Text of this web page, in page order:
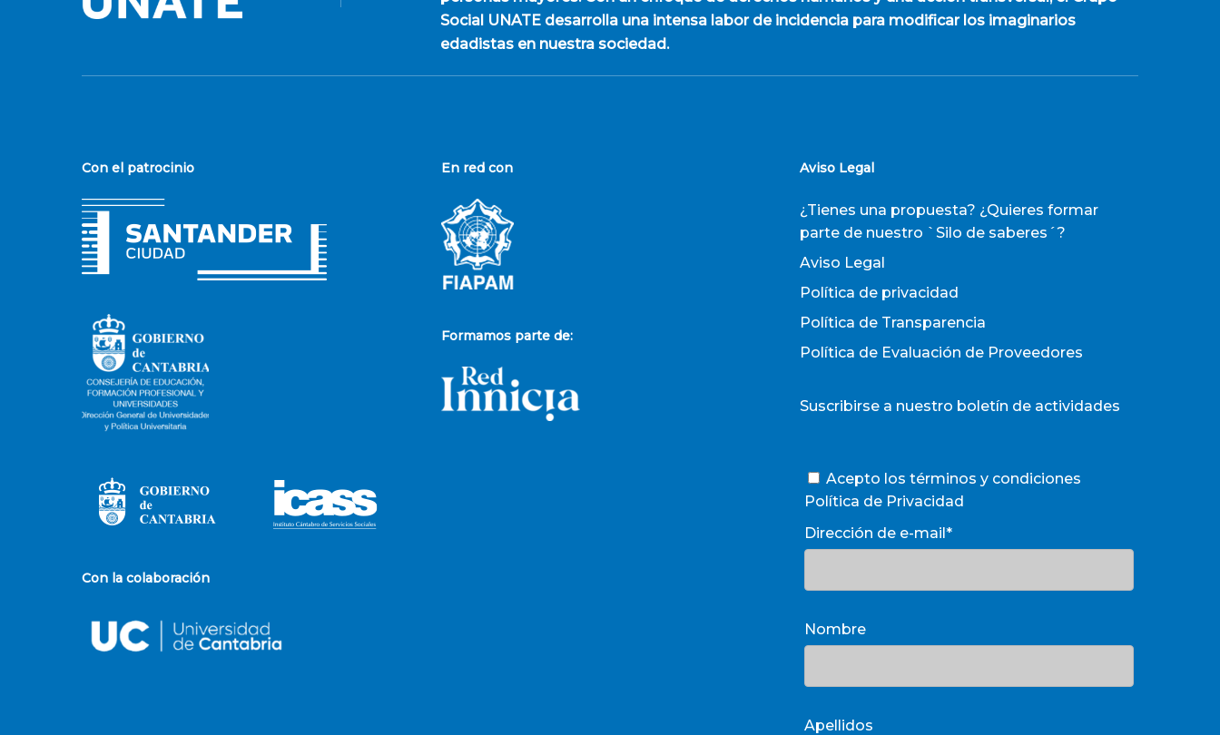
Social UNATE desarrolla una intensa labor de incidencia para modificar los imaginarios
edadistas en nuestra sociedad.
Con el patrocinio
Con la colaboración
En red con
Formamos parte de:
Aviso Legal
¿Tienes una propuesta? ¿Quieres formar
parte de nuestro `Silo de saberes´?
Aviso Legal
Política de privacidad
Política de Transparencia
Política de Evaluación de Proveedores
Suscribirse a nuestro boletín de actividades
Acepto los términos y condiciones
Política de Privacidad
Dirección de e-mail*
Nombre
Apellidos